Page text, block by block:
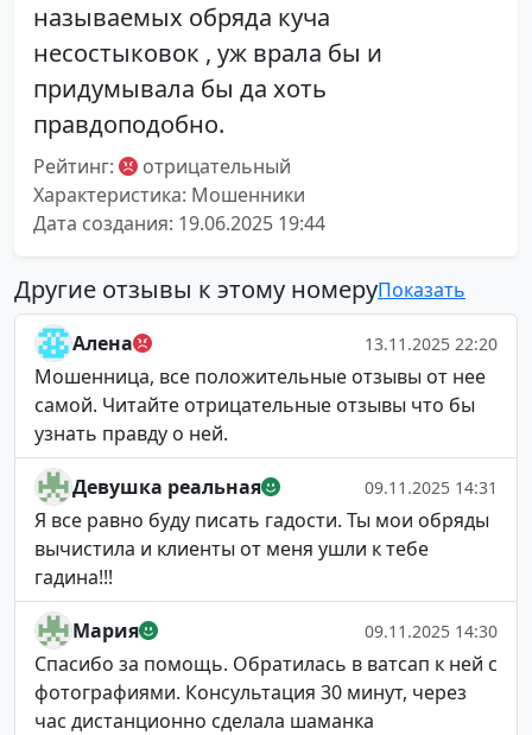
называемых обряда куча
несостыковок , уж врала бы и
придумывала бы да хоть
правдоподобно.
Рейтинг:
отрицательный
Характеристика: Мошенники
Дата создания: 19.06.2025 19:44
Другие отзывы к этому номеруПоказать
Алена 13.11.2025 22:20
Мошенница, все положительные отзывы от нее
самой. Читайте отрицательные отзывы что бы
узнать правду о ней.
Девушка реальная 09.11.2025 14:31
Я все равно буду писать гадости. Ты мои обряды
вычистила и клиенты от меня ушли к тебе
гадина!!!
Мария 09.11.2025 14:30
Спасибо за помощь. Обратилась в ватсап к ней с
фотографиями. Консультация 30 минут, через
час дистанционно сделала шаманка